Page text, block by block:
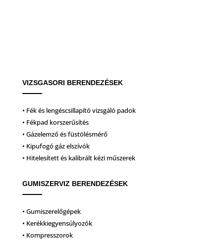
VIZSGASORI BERENDEZÉSEK
• Fék és lengéscsillapító vizsgáló padok
• Fékpad korszerűsítés
• Gázelemző és füstölésmérő
• Kipufogó gáz elszívók
• Hitelesített és kalibrált kézi műszerek
GUMISZERVIZ BERENDEZÉSEK
• Gumiszerelőgépek
• Kerékkiegyensúlyozók
• Kompresszorok